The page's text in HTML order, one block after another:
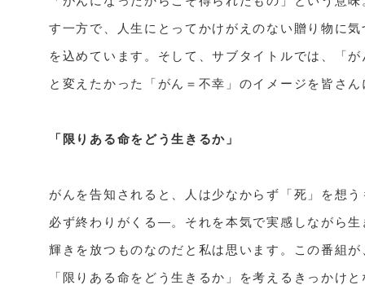
す一方で、人生にとってかけがえのない贈り物に
を込めています。そして、サブタイトルでは、「
と変えたかった「がん＝不幸」のイメージを皆さ
「限りある命をどう生きるか」
がんを告知されると、人は少なからず「死」を想
必ず終わりがくる―。それを本気で実感しながら
輝きを放つものなのだと私は思います。この番組
「限りある命をどう生きるか」を考えるきっかけ